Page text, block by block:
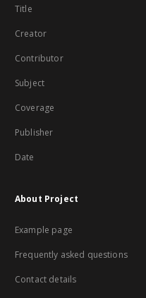
Title
Creator
Contributor
Subject
Coverage
Publisher
Date
About Project
Example page
Frequently asked questions
Contact details